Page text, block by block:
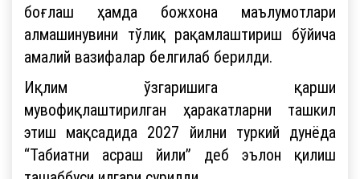
боғлаш ҳамда божхона маълумотлари
алмашинувини тўлиқ рақамлаштириш бўйича
амалий вазифалар белгилаб берилди.
Иқлим ўзгаришига қарши
мувофиқлаштирилган ҳаракатларни ташкил
этиш мақсадида 2027 йилни туркий дунёда
“Табиатни асраш йили” деб эълон қилиш